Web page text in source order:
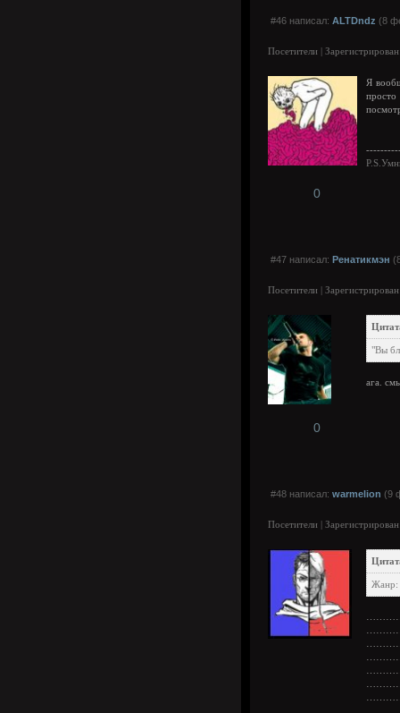
#46 написал: ALTDndz (8
Посетители |
Я
0
#47 написал: Ренатикмэн
Посетители |
"Вы
ага.
0
#48 написал: warmelion (9
Посетители |
Жанр: